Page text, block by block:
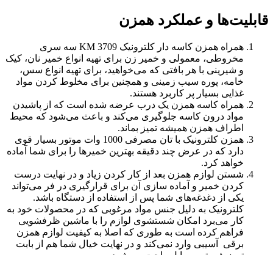
قابلیت‌ها و عملکرد همزن
همراه همزن کاسه دار کلترونیک KM 3709 سه سری
مخروطی، معمولی و خمیر زن برای تهیه انواع خمیر نان، کیک
و شیرینی با هر بافتی که می‌خواهید، برای تهیه انواع سس،
خامه، پوره سیب زمینی و همچنین برای مخلوط کردن مواد
غذایی بسیار پر کاربرد هستند.
همراه کاسه همزن یک درب عرضه شده است که از پاشیدن
مواد درون کاسه جلوگیری می‌کند و باعث می‌شود که محیط
اطراف همزن همیشه تمیز بماند.
همزن کلترونیک با تان مصرفی 1000 وات موتور بسیار قوی
دارد که در عرض چند دقیقه بهترین خمیرها را برای شما آماده
خواهد کرد.
شستن لوازم همزن بعد از کار کردن زیاد و در نهایت درست
کردن خمیر و آماده سازی آن برای قرارگیری در فر می‌تواند
یکی از دغدغه‌های شما پس از استفاده از دستگاه باشد.
کلترونیک به دلیل جنس مواد مرغوبی که در محصولات خود به
کار می‌برد امکان شستشوی لوازم را با ماشین ظرفشویی
فراهم کرده است به طوری که اصلا به کیفیت لوازم همزن
برقی آسیبی وارد نمی‌کند و در نهایت خیال شما هم از بابت